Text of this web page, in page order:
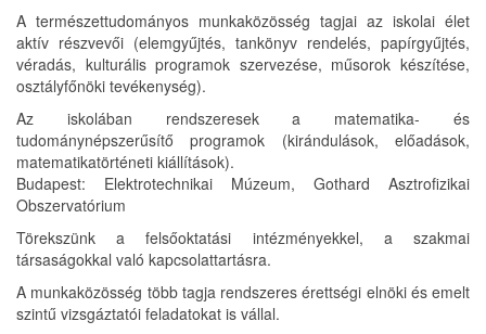
A természettudományos munkaközösség tagjai az iskolai élet
aktív részvevői (elemgyűjtés, tankönyv rendelés, papírgyűjtés,
véradás, kulturális programok szervezése, műsorok készítése,
osztályfőnöki tevékenység).
Az iskolában rendszeresek a matematika- és
tudománynépszerűsítő programok (kirándulások, előadások,
matematikatörténeti kiállítások).
Budapest: Elektrotechnikai Múzeum, Gothard Asztrofizikai
Obszervatórium
Törekszünk a felsőoktatási intézményekkel, a szakmai
társaságokkal való kapcsolattartásra.
A munkaközösség több tagja rendszeres érettségi elnöki és emelt
szintű vizsgáztatói feladatokat is vállal.